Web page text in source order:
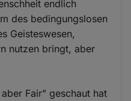
endlich
des bedingungslosen
Geisteswesen,
nutzen bringt, aber
Fair" geschaut hat